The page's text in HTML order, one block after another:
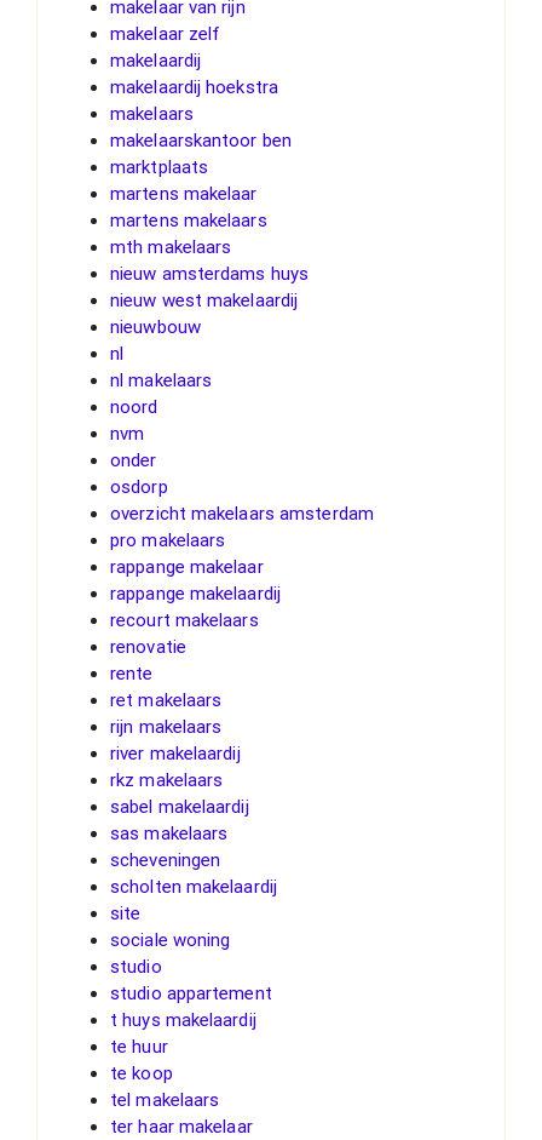
makelaar van rijn
makelaar zelf
makelaardij
makelaardij hoekstra
makelaars
makelaarskantoor ben
marktplaats
martens makelaar
martens makelaars
mth makelaars
nieuw amsterdams huys
nieuw west makelaardij
nieuwbouw
nl
nl makelaars
noord
nvm
onder
osdorp
overzicht makelaars amsterdam
pro makelaars
rappange makelaar
rappange makelaardij
recourt makelaars
renovatie
rente
ret makelaars
rijn makelaars
river makelaardij
rkz makelaars
sabel makelaardij
sas makelaars
scheveningen
scholten makelaardij
site
sociale woning
studio
studio appartement
t huys makelaardij
te huur
te koop
tel makelaars
ter haar makelaar